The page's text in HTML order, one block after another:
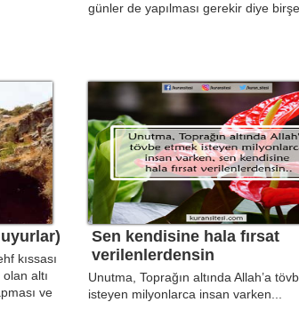
günler de yapılması gerekir diye
uyurlar)
kıssası
altı
ve
Sen kendisine hala fırsat
verilenlerdensin
Unutma, Toprağın altında Allah’a
isteyen milyonlarca insan varken...